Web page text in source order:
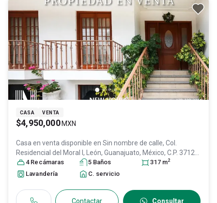
CASA VENTA
$4,950,000 MXN
Casa en venta disponible en Sin nombre de calle, Col.
Residencial del Moral I,
León, Guanajuato, México, C.P. 37125
ID:30990273
4 Recámaras 5 Baños 317 m2
Lavandería C. servicio
Contactar Consultar